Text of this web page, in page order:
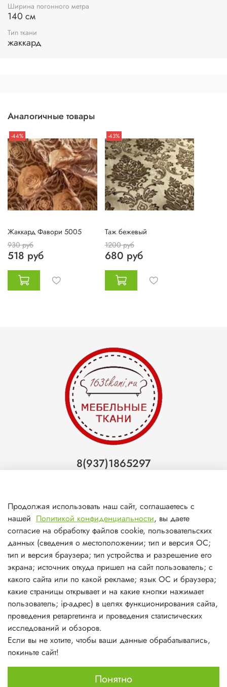
Ширина погонного метра
140 см
Тип ткани
жаккард
Аналогичные товары
-44%
Жаккард Фавори 5005
930 руб
518 руб
-43%
Таж бежевый
1200 руб
680 руб
О магазине
Информация
Личный кабинет
8(937)1865297
Самара (ТЦ МегаМебель)
8(927)7360008
Самара (ст.м. Победа)
Продолжая использовать наш сайт, соглашаетесь с
нашей Политикой конфиденциальности, вы даете
согласие на обработку файлов cookie, пользовательских
данных (сведения о местоположении; тип и версия ОС;
тип и версия браузера; тип устройства и разрешение его
экрана; источник откуда пришел на сайт пользователь; с
какого сайта или по какой рекламе; язык ОС и браузера;
какие страницы открывает и на какие кнопки нажимает
пользователь; ip-адрес) в целях функционирования сайта,
проведения ретаргетинга и проведения статистических
исследований и обзоров.
Если вы не хотите, чтобы ваши данные обрабатывались,
покиньте сайт!
Понятно